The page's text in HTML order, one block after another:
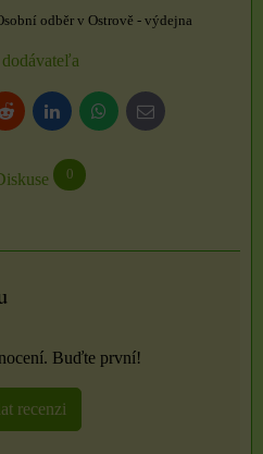
odběr v Ostrově - výdejna
Reddit LinkedInWhatsApp
E-
mail
0
Buďte první!
recenzi